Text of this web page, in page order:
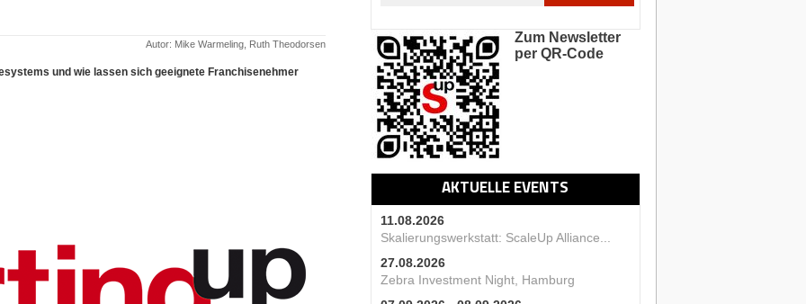
Zum Newsletter
per QR-Code
AKTUELLE EVENTS
11.08.2026
Skalierungswerkstatt: ScaleUp Alliance...
27.08.2026
Zebra Investment Night, Hamburg
Autor: Mike Warmeling, Ruth Theodorsen
und wie lassen sich geeignete Franchisenehmer